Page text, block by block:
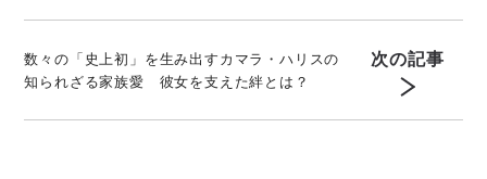
数々の「史上初」を生み出すカマラ・ハリスの
知られざる家族愛 彼女を支えた絆とは？
次の記事